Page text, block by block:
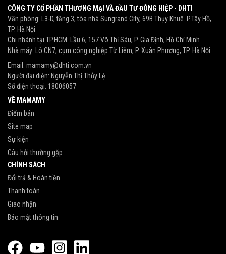
CÔNG TY CỔ PHẦN THƯƠNG MẠI VÀ ĐẦU TƯ ĐÔNG HIỆP - DHTI
Văn phòng: L3-D, tầng 3, tòa nhà Sungrand City, 69B Thụy Khuê. P.Tây Hồ,
TP. Hà Nội
Chi nhánh tại TP.HCM: Lầu 6, 157 Võ Thị Sáu, P. Gia Định, Hồ Chí Minh
Nhà máy: Lô CN7, cụm công nghiệp Từ Liêm, P. Xuân Phương, TP. Hà Nội
Email: mamamy@dhti.com.vn
Người đại diện: Nguyễn Thị Thủy Lệ
Số điện thoại: 18006057
VỀ MAMAMY
Điểm bán
Site map
Sự kiện
Câu hỏi thường gặp
CHÍNH SÁCH
Đổi trả & Hoàn tiền
Thanh toán
Giao nhận
Bảo mật thông tin